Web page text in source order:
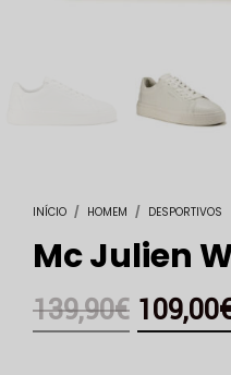
INÍCIO / HOMEM / DESPORTIVOS
Mc Julien
139,90€ 109,00